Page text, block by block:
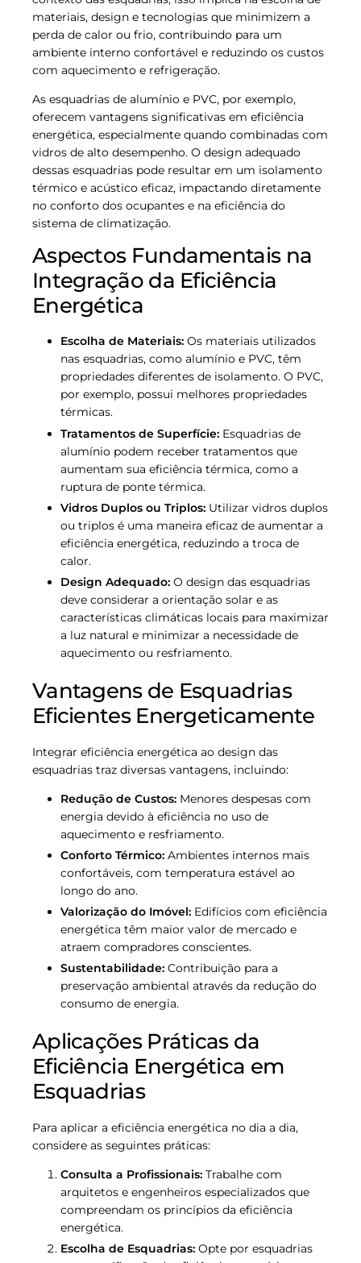
materiais, design e tecnologias que minimizem a
perda de calor ou frio, contribuindo para um
ambiente interno confortável e reduzindo os custos
com aquecimento e refrigeração.
As esquadrias de alumínio e PVC, por exemplo,
oferecem vantagens significativas em eficiência
energética, especialmente quando combinadas com
vidros de alto desempenho. O design adequado
dessas esquadrias pode resultar em um isolamento
térmico e acústico eficaz, impactando diretamente
no conforto dos ocupantes e na eficiência do
sistema de climatização.
Aspectos Fundamentais na
Integração da Eficiência
Energética
Escolha de Materiais: Os materiais utilizados
nas esquadrias, como alumínio e PVC, têm
propriedades diferentes de isolamento. O PVC,
por exemplo, possui melhores propriedades
térmicas.
Tratamentos de Superfície: Esquadrias de
alumínio podem receber tratamentos que
aumentam sua eficiência térmica, como a
ruptura de ponte térmica.
Vidros Duplos ou Triplos: Utilizar vidros duplos
ou triplos é uma maneira eficaz de aumentar a
eficiência energética, reduzindo a troca de
calor.
Design Adequado: O design das esquadrias
deve considerar a orientação solar e as
características climáticas locais para maximizar
a luz natural e minimizar a necessidade de
aquecimento ou resfriamento.
Vantagens de Esquadrias
Eficientes Energeticamente
Integrar eficiência energética ao design das
esquadrias traz diversas vantagens, incluindo:
Redução de Custos: Menores despesas com
energia devido à eficiência no uso de
aquecimento e resfriamento.
Conforto Térmico: Ambientes internos mais
confortáveis, com temperatura estável ao
longo do ano.
Valorização do Imóvel: Edifícios com eficiência
energética têm maior valor de mercado e
atraem compradores conscientes.
Sustentabilidade: Contribuição para a
preservação ambiental através da redução do
consumo de energia.
Aplicações Práticas da
Eficiência Energética em
Esquadrias
Para aplicar a eficiência energética no dia a dia,
considere as seguintes práticas:
Consulta a Profissionais: Trabalhe com
arquitetos e engenheiros especializados que
compreendam os princípios da eficiência
energética.
Escolha de Esquadrias: Opte por esquadrias